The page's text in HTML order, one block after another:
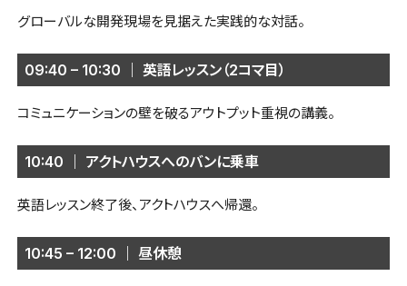
グローバルな開発現場を見据えた実践的な対話。
09:40 – 10:30 ｜ 英語レッスン（2コマ目）
コミュニケーションの壁を破るアウトプット重視の講義。
10:40 ｜ アクトハウスへのバンに乗車
英語レッスン終了後、アクトハウスへ帰還。
10:45 – 12:00 ｜ 昼休憩